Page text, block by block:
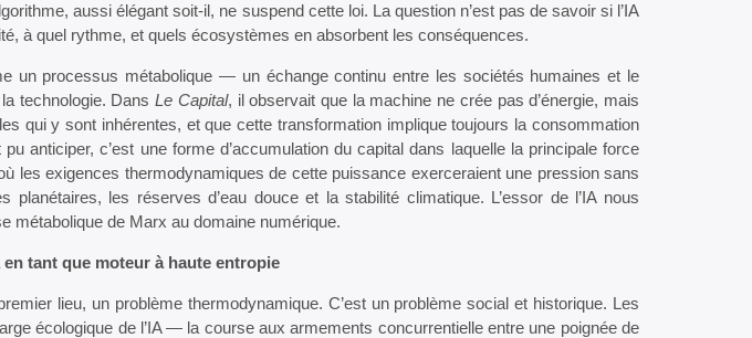
aussi élégant soit-il, ne suspend cette loi. La question n’est pas de savoir si l’IA
à quel rythme, et quels écosystèmes en absorbent les conséquences.
un processus métabolique — un échange continu entre les sociétés humaines et le
technologie. DansLe Capital, il observait que la machine ne crée pas d’énergie, mais
qui y sont inhérentes, et que cette transformation implique toujours la consommation
pu anticiper, c’est une forme d’accumulation du capital dans laquelle la principale force
les exigences thermodynamiques de cette puissance exerceraient une pression sans
planétaires, les réserves d’eau douce et la stabilité climatique. L’essor de l’IA nous
métabolique de Marx au domaine numérique.
tant que moteur à haute entropie
lieu, un problème thermodynamique. C’est un problème social et historique. Les
écologique de l’IA — la course aux armements concurrentielle entre une poignée de